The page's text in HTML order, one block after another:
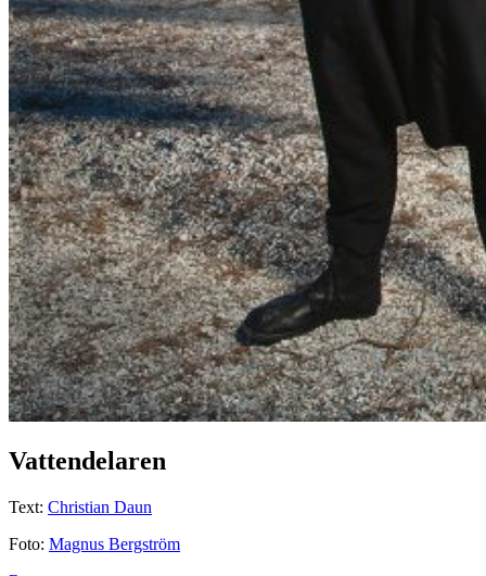
Vattendelaren
Text: Christian Daun
Foto: Magnus Bergström